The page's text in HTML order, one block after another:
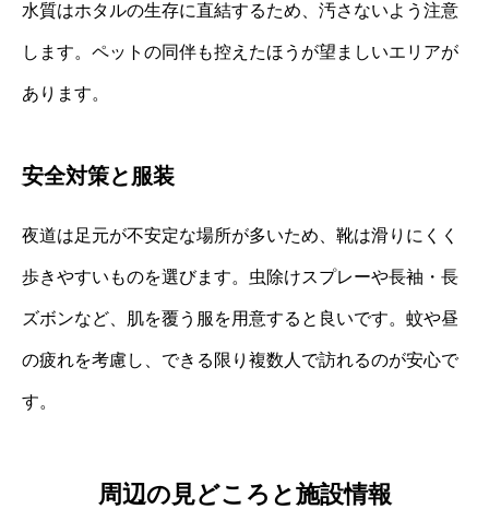
水質はホタルの生存に直結するため、汚さないよう注意
します。ペットの同伴も控えたほうが望ましいエリアが
あります。
安全対策と服装
夜道は足元が不安定な場所が多いため、靴は滑りにくく
歩きやすいものを選びます。虫除けスプレーや長袖・長
ズボンなど、肌を覆う服を用意すると良いです。蚊や昼
の疲れを考慮し、できる限り複数人で訪れるのが安心で
す。
周辺の見どころと施設情報